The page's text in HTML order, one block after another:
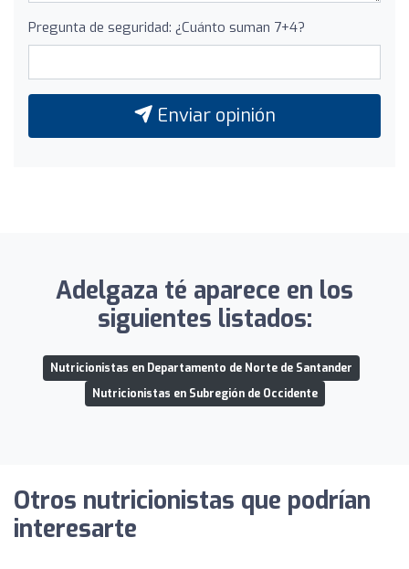
Pregunta de seguridad: ¿Cuánto suman 7+4?
Enviar opinión
Adelgaza té aparece en los
siguientes listados:
Nutricionistas en Departamento de Norte de Santander
Nutricionistas en Subregión de Occidente
Otros nutricionistas que podrían
interesarte